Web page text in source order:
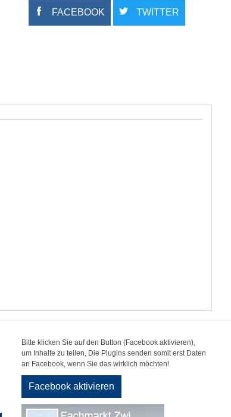
FACEBOOK TWITTER
Bitte klicken Sie auf den Button (Facebook aktivieren),
um Inhalte zu teilen, Die Plugins senden somit erst Daten
an Facebook, wenn Sie das wirklich möchten!
Facebook aktivieren